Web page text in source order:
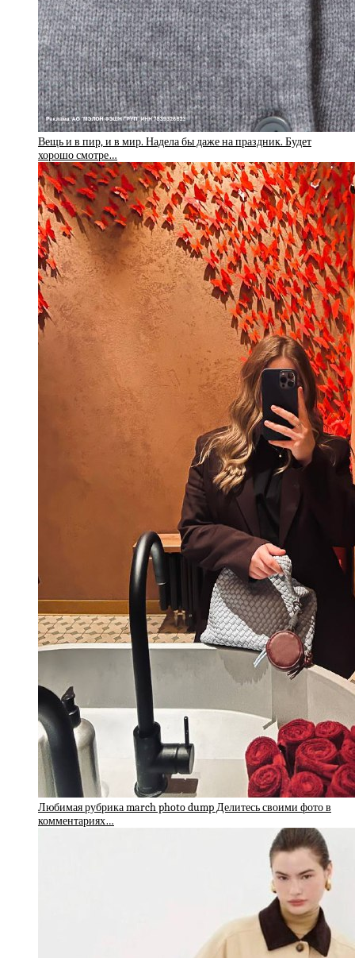
Вещь и в пир, и в мир. Надела бы даже на праздник. Будет
хорошо смотре…
Любимая рубрика march photo dump Делитесь своими фото в
комментариях…